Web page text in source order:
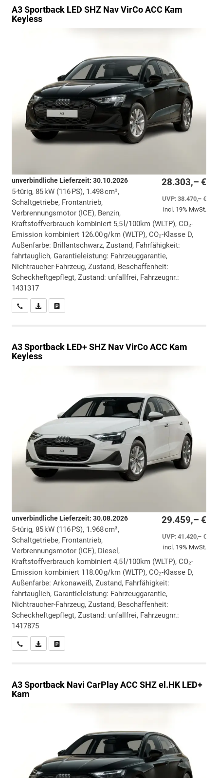
A3 Sportback LED SHZ Nav VirCo ACC Kam
Keyless
28.303,– €
UVP:38.470,– €
incl. 19% MwSt.
unverbindliche Lieferzeit: 30.10.2026
5-türig, 85 kW (116 PS), 1.498 cm³,
Schaltgetriebe, Frontantrieb,
Verbrennungsmotor (ICE), Benzin,
Kraftstoffverbrauch kombiniert 5,5 l/100km (WLTP), CO₂-
Emission kombiniert 126.00 g/km (WLTP), CO₂-Klasse D,
Außenfarbe: Brillantschwarz, Zustand, Fahrfähigkeit:
fahrtauglich, Garantieleistung: Fahrzeuggarantie,
Nichtraucher-Fahrzeug, Zustand, Beschaffenheit:
Scheckheftgepflegt, Zustand: unfallfrei, Fahrzeugnr.:
1431317
Wir rufen Sie anPDF-Datei, Fahrzeugexposé drucken
A3 Sportback LED+ SHZ Nav VirCo ACC Kam
Keyless
29.459,– €
UVP:41.420,– €
incl. 19% MwSt.
unverbindliche Lieferzeit: 30.08.2026
5-türig, 85 kW (116 PS), 1.968 cm³,
Schaltgetriebe, Frontantrieb,
Verbrennungsmotor (ICE), Diesel,
Kraftstoffverbrauch kombiniert 4,5 l/100km (WLTP), CO₂-
Emission kombiniert 118.00 g/km (WLTP), CO₂-Klasse D,
Außenfarbe: Arkonaweiß, Zustand, Fahrfähigkeit:
fahrtauglich, Garantieleistung: Fahrzeuggarantie,
Nichtraucher-Fahrzeug, Zustand, Beschaffenheit:
Scheckheftgepflegt, Zustand: unfallfrei, Fahrzeugnr.:
1417875
Wir rufen Sie anPDF-Datei, Fahrzeugexposé drucken
A3 Sportback Navi CarPlay ACC SHZ el.HK LED+
Kam